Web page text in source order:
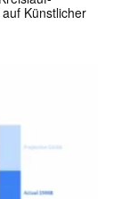
Künstlicher